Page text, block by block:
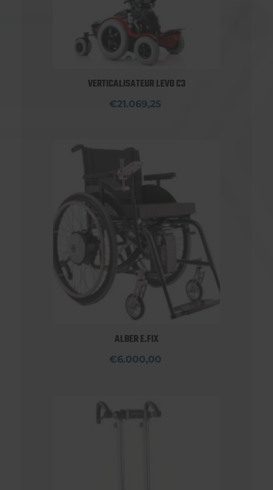
VERTICALISATEUR LEVO C3
€21.069,25
ALBER E.FIX
€6.000,00